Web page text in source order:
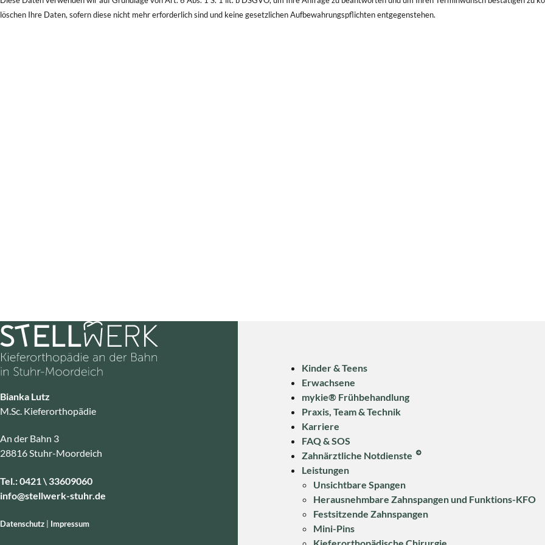
löschen Ihre Daten, sofern diese nicht mehr erforderlich sind und keine gesetzlichen Auf­be­wahrungs­pflichten entgegenstehen.
Bianka Lutz
M.Sc. Kieferorthopädie
An der Bahn 3
28816 Stuhr-Moordeich
Tel.:0421 \ 33609060
info@stellwerk-stuhr.de
Datenschutz Impressum
Kinder & Teens
Erwachsene
mykie® Frühbehandlung
Praxis, Team & Technik
Karriere
FAQ & SOS
Zahnärztliche Notdienste
Leistungen
Unsichtbare Spangen
Herausnehmbare Zahnspangen und Funktions-KFO
Festsitzende Zahnspangen
Mini-Pins
Kieferorthopädische Chirurgie